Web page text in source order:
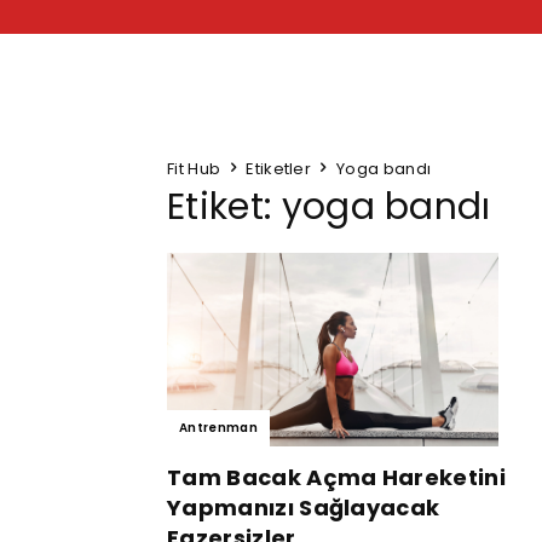
Fit Hub Etiketler Yoga bandı
Etiket: yoga bandı
Antrenman
Tam Bacak Açma Hareketini
Yapmanızı Sağlayacak